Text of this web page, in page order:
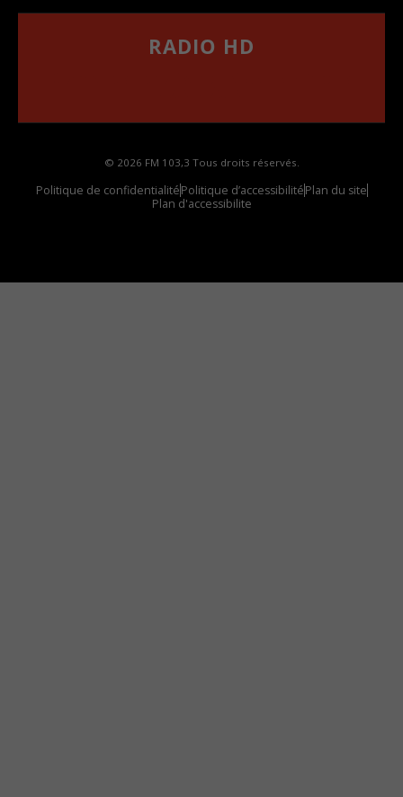
RADIO HD
© 2026 FM 103,3 Tous droits réservés.
Politique de confidentialitéPolitique d’accessibilitéPlan du site
Plan d'accessibilite